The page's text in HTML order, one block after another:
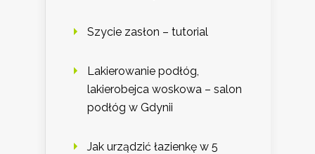
Szycie zasłon – tutorial
Lakierowanie podłóg,
lakierobejca woskowa – salon
podłóg w Gdynii
Jak urządzić łazienkę w 5